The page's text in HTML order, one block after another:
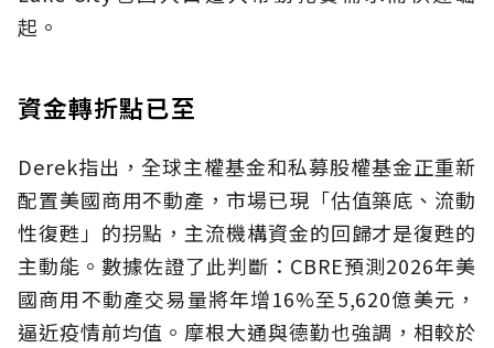
起。
資金轉折點已至
Derek指出，全球主權基金和私募股權基金正重新
配置美國商用不動產，市場已現「估值築底、流動
性復甦」的拐點，主流機構資金的回歸才是復甦的
主動能。數據佐證了此判斷：CBRE預測2026年美
國商用不動產交易量將年增16%至5,620億美元，
逼近疫情前均值。摩根大通與德勤也強調，相較於